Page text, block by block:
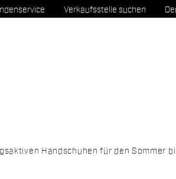
Verkaufsstelle suchen
Handschuhen für den Sommer